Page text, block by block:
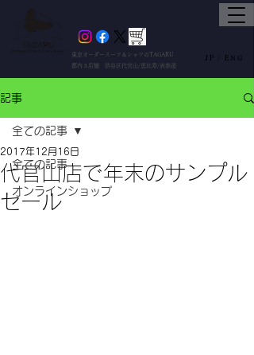
東京オーダースーツ＆シャツのTAGARU
都内３店舗 渋谷区代官山/恵比寿/表参道
ENG
JP /
記事
全ての記事
オンラインショップ
全ての記事
代官山店で年末のサンプル
セール
2017年12月16日